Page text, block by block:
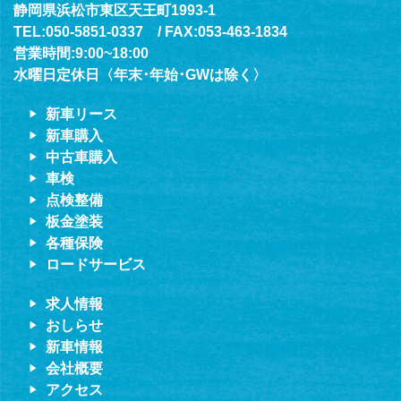
静岡県浜松市東区天王町1993-1
TEL:050-5851-0337 / FAX:053-463-1834
営業時間:9:00~18:00
水曜日定休日〈年末･年始･GWは除く〉
新車リース
新車購入
中古車購入
車検
点検整備
板金塗装
各種保険
ロードサービス
求人情報
おしらせ
新車情報
会社概要
アクセス